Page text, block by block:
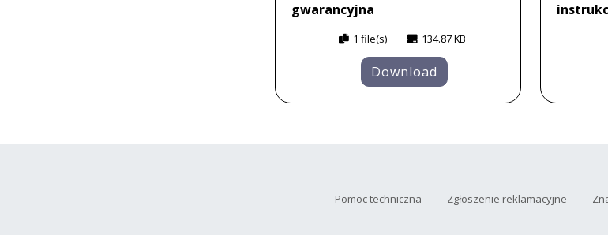
gwarancyjna
1 file(s) 134.87 KB
Download
Pomoc techniczna Zgłoszenie reklamacyjne